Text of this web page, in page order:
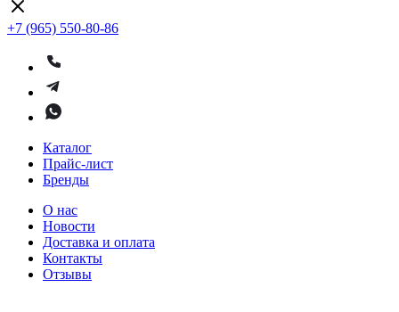
+7 (965) 550-80-86
Каталог
Прайс-лист
Бренды
О нас
Новости
Доставка и оплата
Контакты
Отзывы